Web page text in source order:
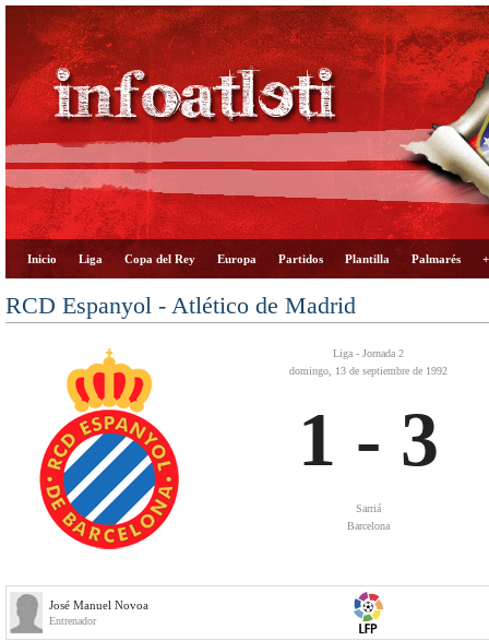
Inicio Liga Copa del Rey Europa Partidos Plantilla Palmarés
RCD Espanyol - Atlético de Madrid
Liga - Jornada 2
domingo, 13 de septiembre de 1992
1 - 3
Sarriá
Barcelona
José Manuel Novoa
Entrenador